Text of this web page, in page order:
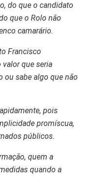
do que o candidato
que o Rolo não
camarário.
Francisco
valor que seria
ou sabe algo que não
pois
promíscua,
públicos.
quem a
quando a